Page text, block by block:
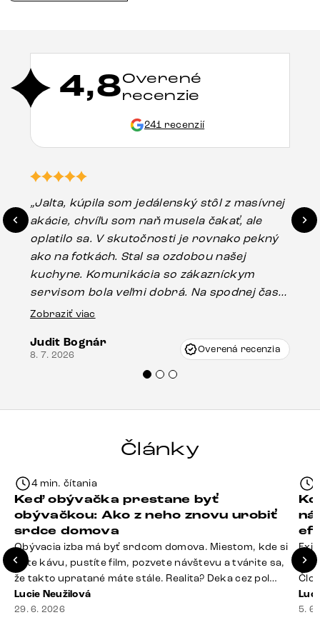
4,8Overené
recenzie
241 recenzií
„Jalta, kúpila som jedálenský stôl z masívnej
akácie, chvíľu som naň musela čakať, ale
oplatilo sa. V skutočnosti je rovnako pekný
ako na fotkách. Stal sa ozdobou našej
kuchyne. Komunikácia so zákazníckym
servisom bola veľmi dobrá. Na spodnej časti
stola bolo malé poškodenie, pravdepodobne
Vincze pri riešení mojej záležitosti pristúpili
veľmi korektne. Odporúčam produkty Delife
Zobraziť viac
Judit Bognár
8. 7. 2026 Overená recenzia
Články
4 min. čítania
Keď obývačka prestane byť
obývačkou: Ako z neho znovu urobiť
srdce domova
Obývacia izba má byť srdcom domova. Miestom, kde si
dáte kávu, pustíte film, pozvete návštevu a tvárite sa,
že takto upratané máte stále. Realita? Deka cez pol
sedačky, ovládač záhadne zmizol, konferenčný stolík
slúži ako odkladisko všetkého od účteniek po balzam
Lucie Neužilová
29. 6. 2026
si
5.